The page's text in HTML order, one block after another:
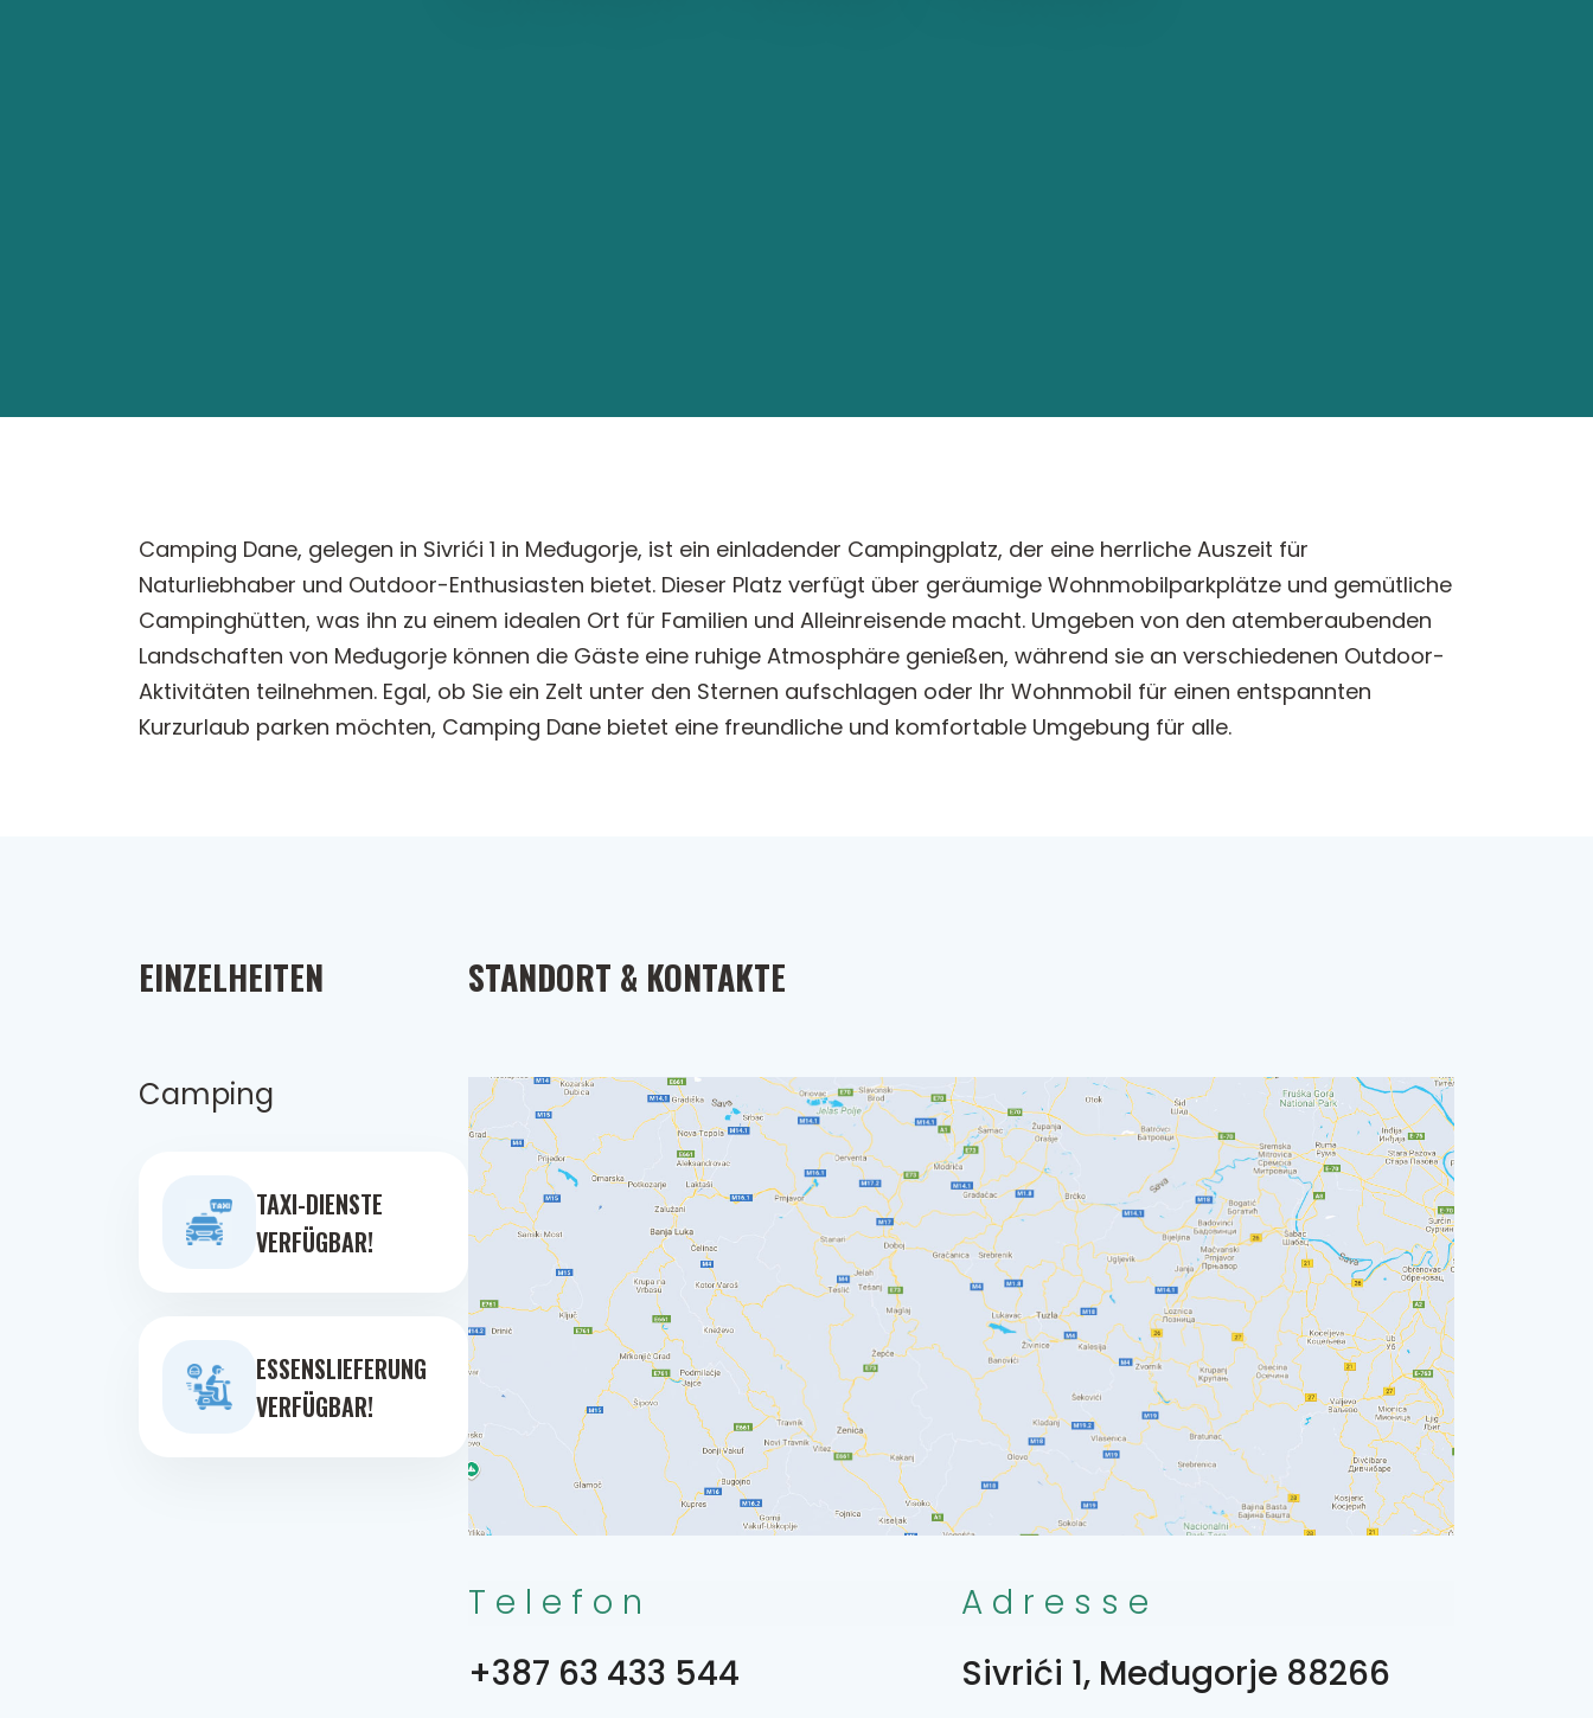
Camping Dane, gelegen in Sivrići 1 in Međugorje, ist ein einladender Campingplatz, der eine herrliche Auszeit für
Naturliebhaber und Outdoor-Enthusiasten bietet. Dieser Platz verfügt über geräumige Wohnmobilparkplätze und gemütliche
Campinghütten, was ihn zu einem idealen Ort für Familien und Alleinreisende macht. Umgeben von den atemberaubenden
Landschaften von Međugorje können die Gäste eine ruhige Atmosphäre genießen, während sie an verschiedenen Outdoor-
Aktivitäten teilnehmen. Egal, ob Sie ein Zelt unter den Sternen aufschlagen oder Ihr Wohnmobil für einen entspannten
Kurzurlaub parken möchten, Camping Dane bietet eine freundliche und komfortable Umgebung für alle.
EINZELHEITEN
Camping
TAXI-DIENSTE
VERFÜGBAR!
ESSENSLIEFERUNG
VERFÜGBAR!
STANDORT & KONTAKTE
Telefon
+387 63 433 544
Adresse
Sivrići 1, Međugorje 88266